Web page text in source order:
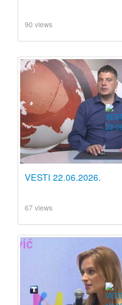
90 views
VESTI 22.06.2026.
67 views